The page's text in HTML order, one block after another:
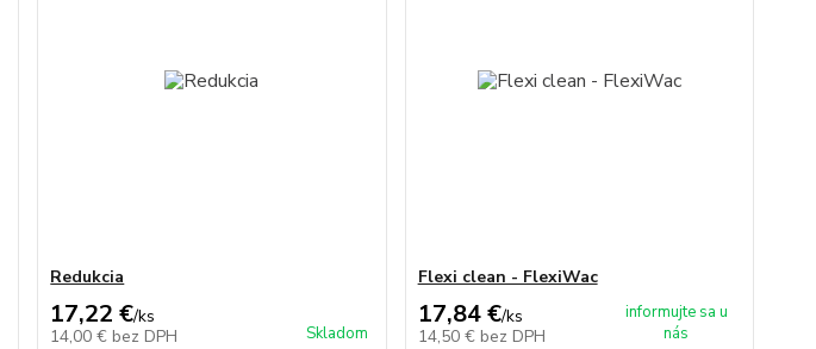
Redukcia
17,22 €/ks
14,00 € bez DPH Skladom
Flexi clean - FlexiWac
17,84 €/ks
14,50 € bez DPH
informujte sa u
nás